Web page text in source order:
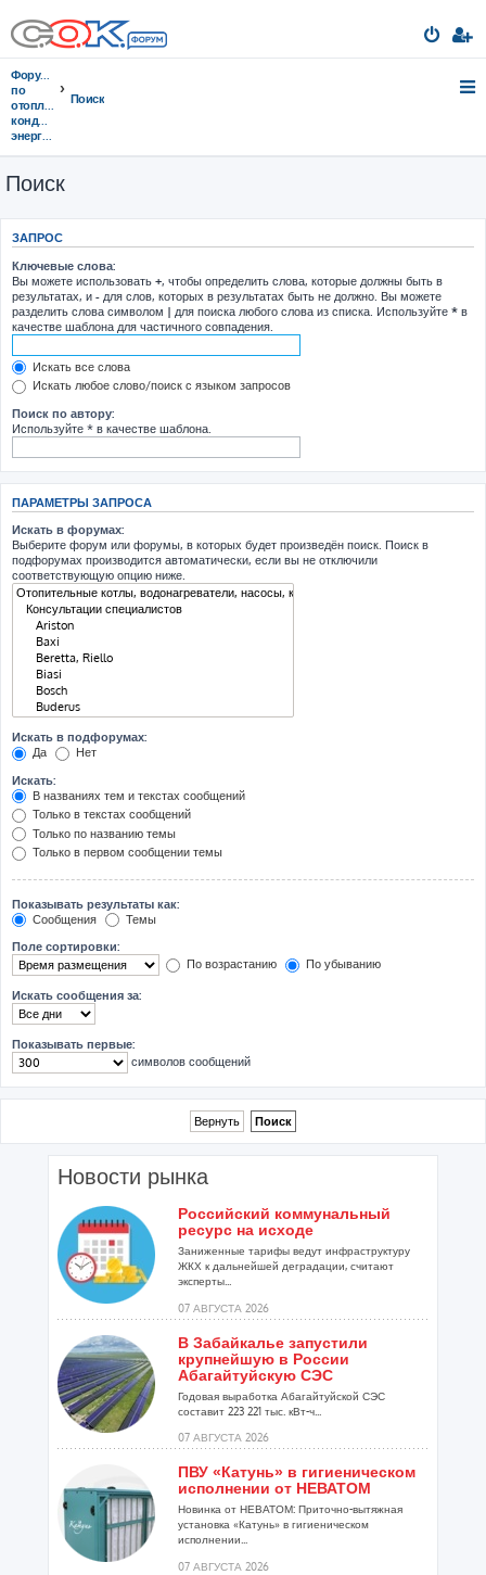
Форумы
по
отоплению,
кондиционированию,
энергосбережению
Поиск
Поиск
ЗАПРОС
Ключевые слова:
Вы можете использовать +, чтобы определить слова, которые должны быть в
результатах, и - для слов, которых в результатах быть не должно. Вы можете
разделить слова символом | для поиска любого слова из списка. Используйте * в
качестве шаблона для частичного совпадения.
Искать все слова
Искать любое слово/поиск с языком запросов
Поиск по автору:
Используйте * в качестве шаблона.
ПАРАМЕТРЫ ЗАПРОСА
Искать в форумах:
Выберите форум или форумы, в которых будет произведён поиск. Поиск в
подфорумах производится автоматически, если вы не отключили
соответствующую опцию ниже.
Искать в подфорумах:
Да
Нет
Искать:
В названиях тем и текстах сообщений
Только в текстах сообщений
Только по названию темы
Только в первом сообщении темы
Показывать результаты как:
Сообщения
Темы
Поле сортировки:
По возрастанию
По убыванию
Искать сообщения за:
Показывать первые:
символов сообщений
Новости рынка
Российский коммунальный
ресурс на исходе
Заниженные тарифы ведут инфраструктуру
ЖКХ к дальнейшей деградации, считают
эксперты...
07 АВГУСТА 2026
В Забайкалье запустили
крупнейшую в России
Абагайтуйскую СЭС
Годовая выработка Абагайтуйской СЭС
составит 223 221 тыс. кВт-ч...
07 АВГУСТА 2026
ПВУ «Катунь» в гигиеническом
исполнении от НЕВАТОМ
Новинка от НЕВАТОМ: Приточно-вытяжная
установка «Катунь» в гигиеническом
исполнении...
07 АВГУСТА 2026